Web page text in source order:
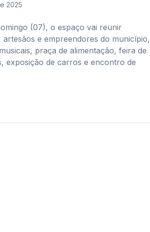
2025
(07), o espaço vai reunir
e empreendores do município,
praça de alimentação, feira de
exposição de carros e encontro de